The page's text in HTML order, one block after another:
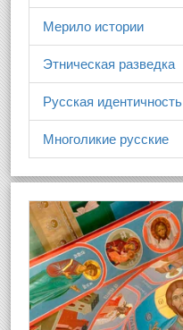
Мерило истории
Этническая разведка
Русская идентичность
Многоликие русские